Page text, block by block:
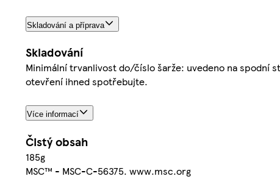
Skladování a příprava
Skladování
Minimální trvanlivost do/číslo šarže: uvedeno na spodní
otevření ihned spotřebujte.
Více informací
Čistý obsah
185g
MSC™ - MSC-C-56375. www.msc.org